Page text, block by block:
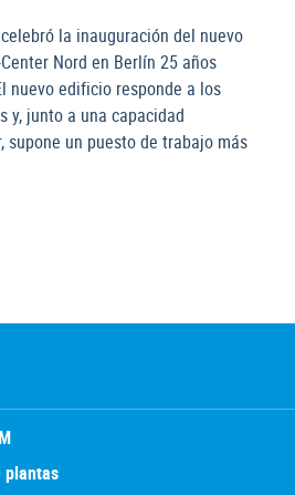
la inauguración del nuevo
Nord en Berlín 25 años
nuevo edificio responde a los
y, junto a una capacidad
supone un puesto de trabajo más
plantas